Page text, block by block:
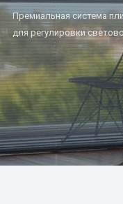
Премиальная система
для регулировки